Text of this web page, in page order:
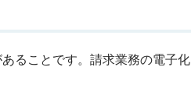
ることです。請求業務の電子化